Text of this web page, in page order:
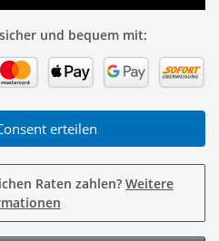
und bequem mit:
erteilen
Raten zahlen? Weitere